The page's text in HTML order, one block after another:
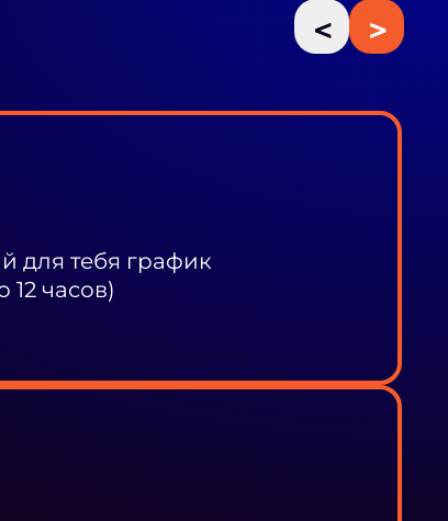
< >
для тебя график
12 часов)